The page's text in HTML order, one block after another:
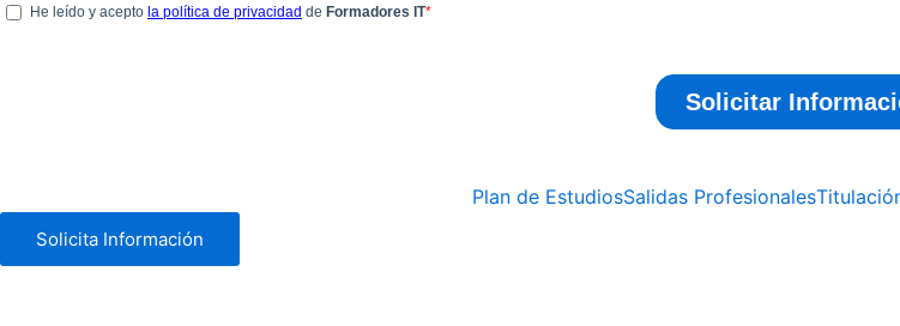
Plan de EstudiosSalidas Profesionales
Solicita Información